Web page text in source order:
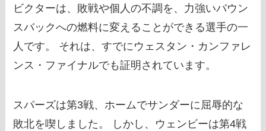
ビクターは、敗戦や個人の不調を、力強いバウン
スバックへの燃料に変えることができる選手の一
人です。 それは、すでにウェスタン・カンファレ
ンス・ファイナルでも証明されています。
スパーズは第3戦、ホームでサンダーに屈辱的な
敗北を喫しました。 しかし、ウェンビーは第4戦